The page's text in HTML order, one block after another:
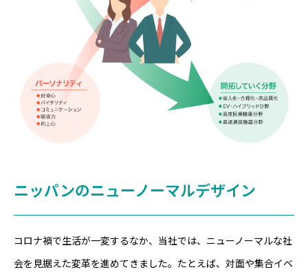
ニッパンのニューノーマルデザイン
コロナ禍で生活が一変するなか、当社では、ニューノーマルな社
会を見据えた変革を進めてきました。たとえば、対面や集合イベ